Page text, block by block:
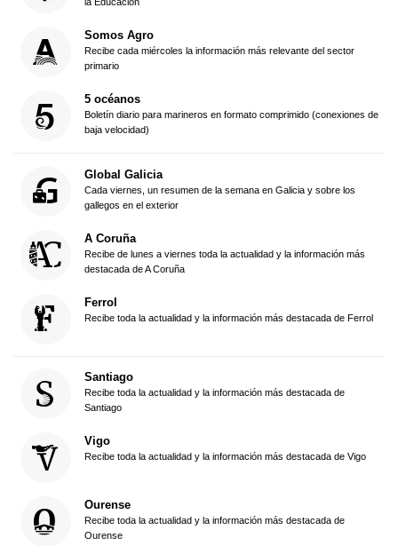
Somos Agro
Recibe cada miércoles la información más relevante del sector
primario
5 océanos
Boletín diario para marineros en formato comprimido (conexiones de
baja velocidad)
Global Galicia
Cada viernes, un resumen de la semana en Galicia y sobre los
gallegos en el exterior
A Coruña
Recibe de lunes a viernes toda la actualidad y la información más
destacada de A Coruña
Ferrol
Recibe toda la actualidad y la información más destacada de Ferrol
Santiago
Recibe toda la actualidad y la información más destacada de
Santiago
Vigo
Recibe toda la actualidad y la información más destacada de Vigo
Ourense
Recibe toda la actualidad y la información más destacada de
Ourense